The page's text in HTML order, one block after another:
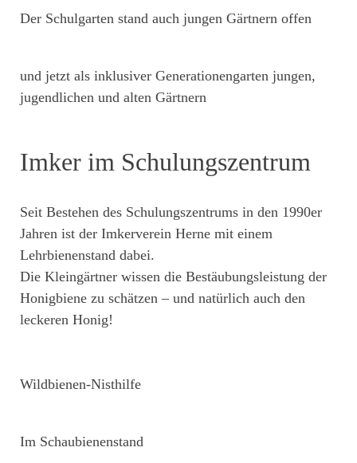
Der Schulgarten stand auch jungen Gärtnern offen
und jetzt als inklusiver Generationengarten jungen,
jugendlichen und alten Gärtnern
Imker im Schulungszentrum
Seit Bestehen des Schulungszentrums in den 1990er
Jahren ist der Imkerverein Herne mit einem
Lehrbienenstand dabei.
Die Kleingärtner wissen die Bestäubungsleistung der
Honigbiene zu schätzen – und natürlich auch den
leckeren Honig!
Wildbienen-Nisthilfe
Im Schaubienenstand